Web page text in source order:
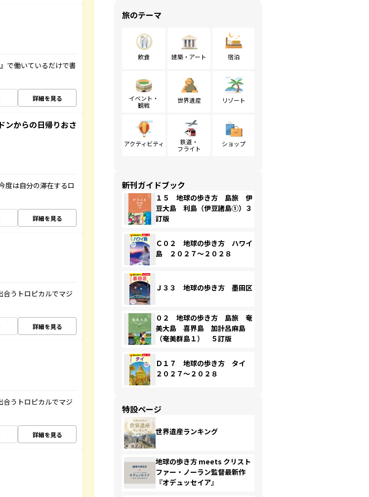
で働いているだけで書
詳細を見る
ンからの日帰りおさ
度は自分の滞在するロ
詳細を見る
うトロピカルでマジ
詳細を見る
うトロピカルでマジ
詳細を見る
旅のテーマ
飲食 建築・アート 宿泊
イベント・
観戦
世界遺産 リゾート
アクティビティ
鉄道・
フライト
ショップ
新刊ガイドブック
１５ 地球の歩き方 島旅 伊
豆大島 利島（伊豆諸島①）３
訂版
Ｃ０２ 地球の歩き方 ハワイ
島 ２０２７～２０２８
Ｊ３３ 地球の歩き方 墨田区
０２ 地球の歩き方 島旅 奄
美大島 喜界島 加計呂麻島
（奄美群島１） ５訂版
Ｄ１７ 地球の歩き方 タイ
２０２７～２０２８
特設ページ
世界遺産ランキング
地球の歩き方 meets クリスト
ファー・ノーラン監督最新作
『オデュッセイア』